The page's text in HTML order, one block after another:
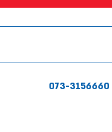
073-3156660